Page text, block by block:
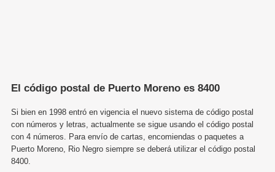
El código postal de Puerto Moreno es 8400
Si bien en 1998 entró en vigencia el nuevo sistema de código postal
con números y letras, actualmente se sigue usando el código postal
con 4 números. Para envío de cartas, encomiendas o paquetes a
Puerto Moreno, Rio Negro siempre se deberá utilizar el código postal
8400.